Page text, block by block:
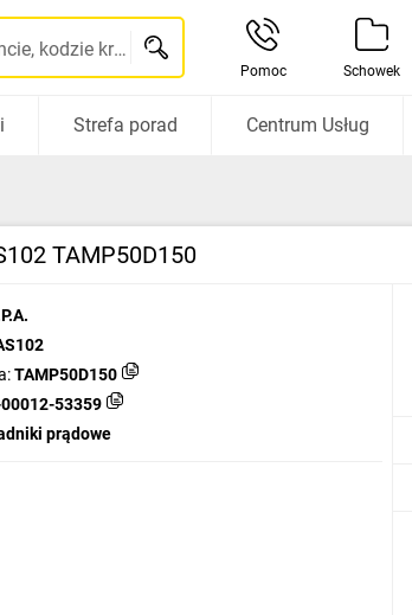
Szukaj po nazwie, indeksie, producencie, kodzie kreskowym...
Pomoc Schowek
Strefa porad Centrum Usług
TAMP50D150
TAMP50D150
53359
prądowe